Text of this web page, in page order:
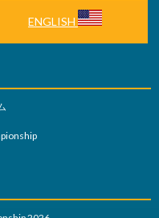
ENGLISH